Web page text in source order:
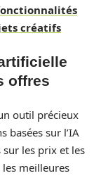
créatifs
offres
outil précieux
basées sur l’IA
les prix et les
meilleures